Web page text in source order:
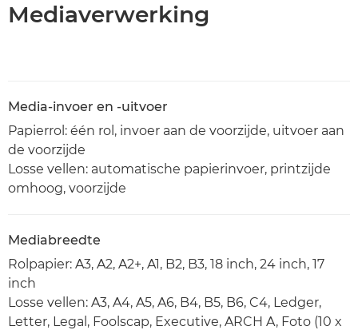
Mediaverwerking
Media-invoer en -uitvoer
Papierrol: één rol, invoer aan de voorzijde, uitvoer aan
de voorzijde
Losse vellen: automatische papierinvoer, printzijde
omhoog, voorzijde
Mediabreedte
Rolpapier: A3, A2, A2+, A1, B2, B3, 18 inch, 24 inch, 17
inch
Losse vellen: A3, A4, A5, A6, B4, B5, B6, C4, Ledger,
Letter, Legal, Foolscap, Executive, ARCH A, Foto (10 x